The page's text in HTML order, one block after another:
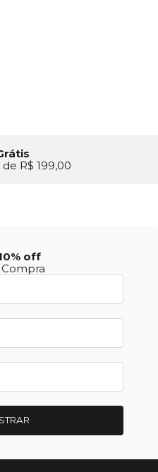
R$ 199,00
off